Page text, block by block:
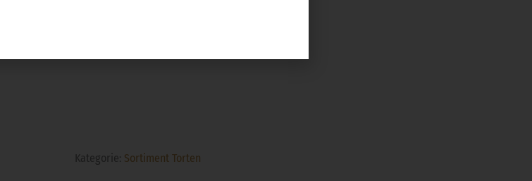
Kategorie: Sortiment Torten